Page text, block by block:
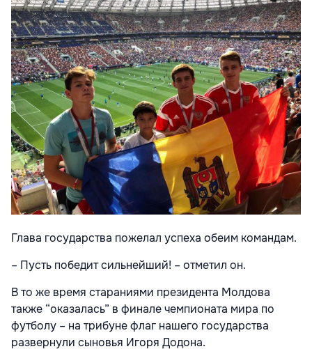
Глава государства пожелал успеха обеим командам.
– Пусть победит сильнейший! – отметил он.
В то же время стараниями президента Молдова
также “оказалась” в финале чемпионата мира по
футболу – на трибуне флаг нашего государства
развернули сыновья Игоря Додона.